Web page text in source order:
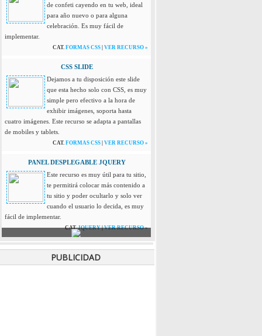
de confeti cayendo en tu web, ideal
para año nuevo o para alguna
celebración. Es muy fácil de
implementar.
CAT. FORMAS CSS| VER RECURSO »
CSS SLIDE
Dejamos a tu disposición este slide
que esta hecho solo con CSS, es muy
simple pero efectivo a la hora de
exhibir imágenes, soporta hasta
cuatro imágenes. Este recurso se adapta a pantallas
de mobiles y tablets.
CAT. FORMAS CSS| VER RECURSO »
PANEL DESPLEGABLE JQUERY
Este recurso es muy útil para tu sitio,
te permitirá colocar más contenido a
tu sitio y poder ocultarlo y solo ver
cuando el usuario lo decida, es muy
fácil de implementar.
CAT.JQUERY|VER RECURSO »
Si buscas darle un efecto a tu pagina
PUBLICIDAD